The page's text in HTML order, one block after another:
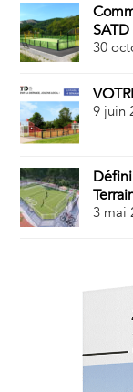
SATD
30
9 juin
3 mai